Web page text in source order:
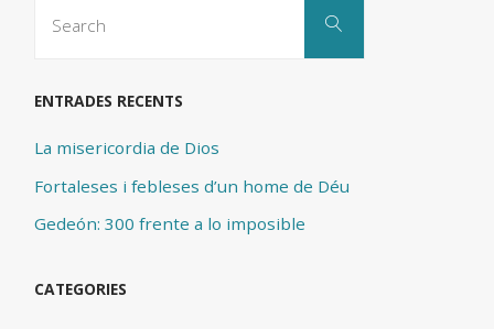
Search
ENTRADES RECENTS
La misericordia de Dios
Fortaleses i febleses d’un home de Déu
Gedeón: 300 frente a lo imposible
CATEGORIES